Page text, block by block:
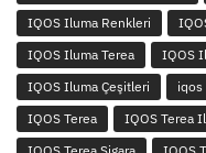
IQOS Iluma Renkleri
IQOS Iluma Terea
IQOS
IQOS Iluma Çeşitleri
iqos
IQOS Terea
IQOS Terea